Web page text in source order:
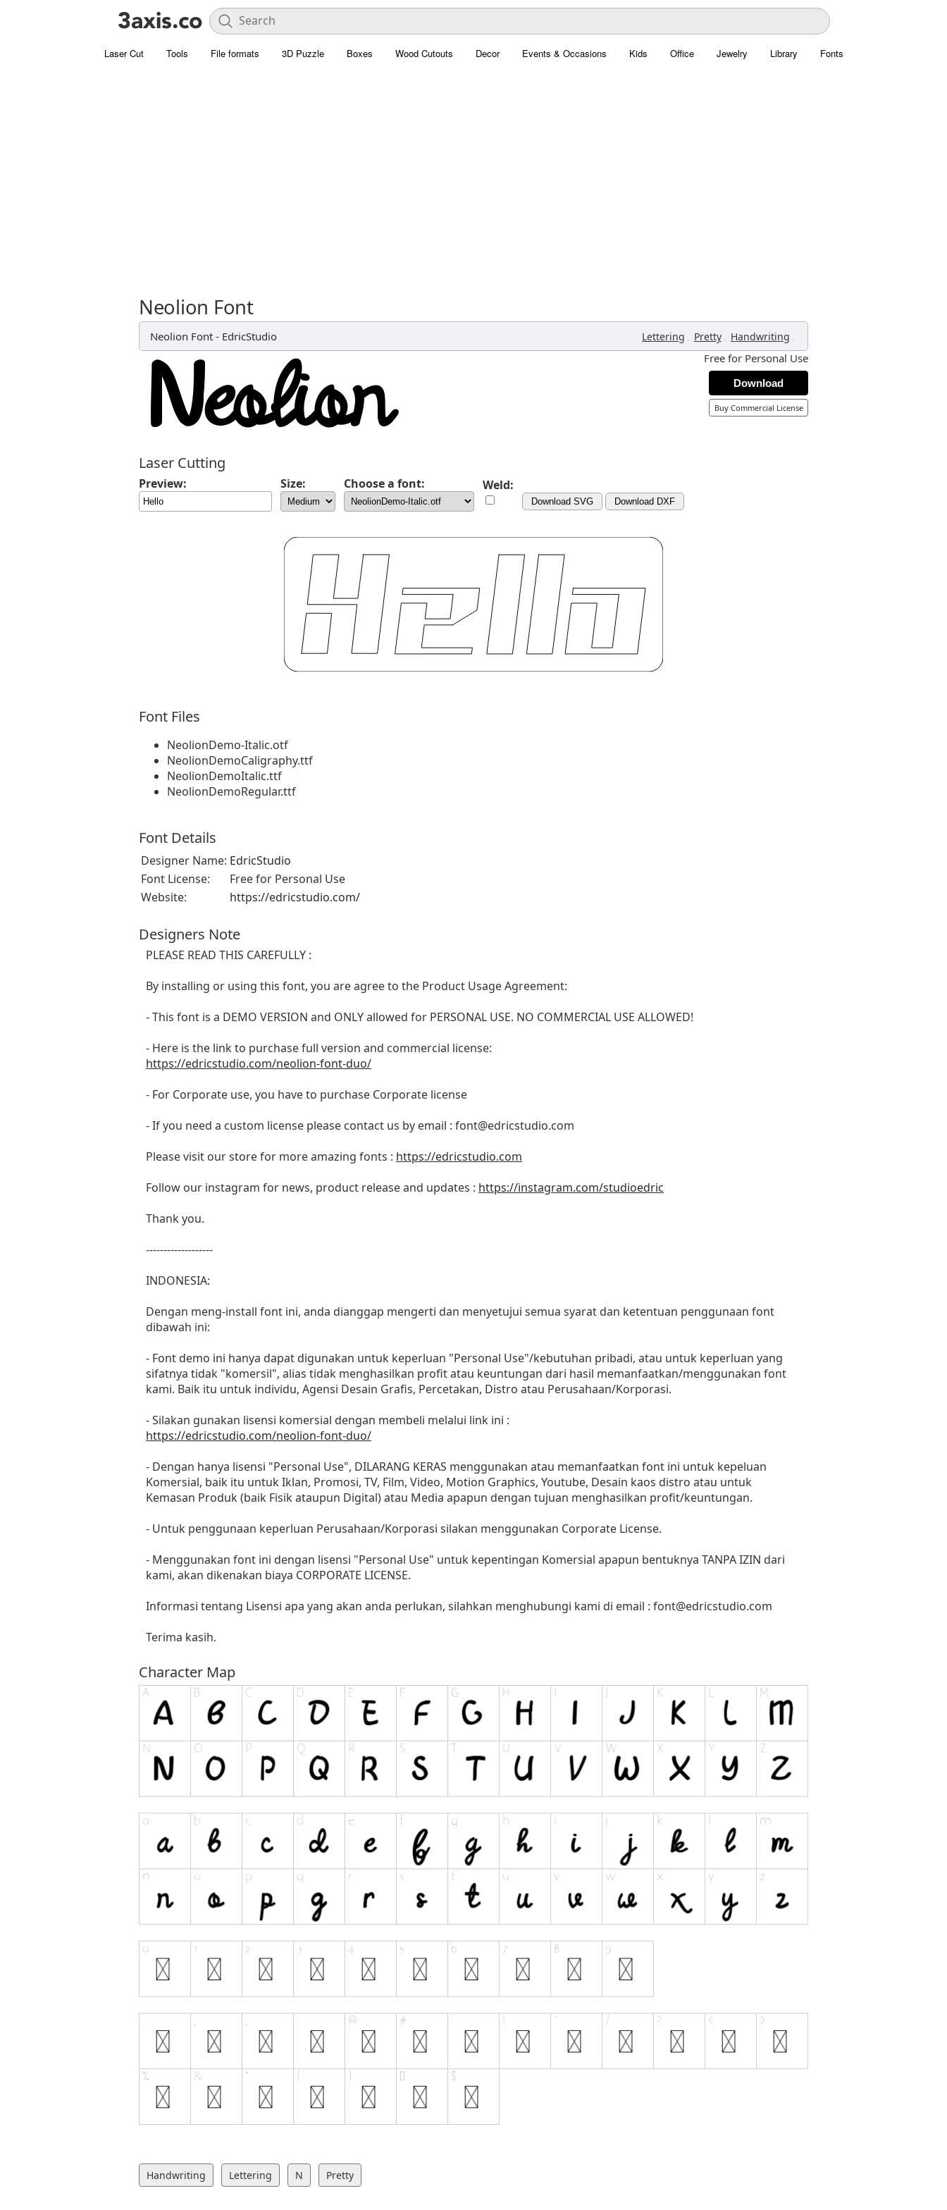
Laser Cut Tools File formats 3D Puzzle Boxes Wood Cutouts Decor Events & Occasions Kids Office Jewelry Library Fonts
Neolion Font
Neolion Font - EdricStudio Lettering , Pretty , Handwriting ,
Free for Personal Use
Download
Buy Commercial License
Laser Cutting
Preview: Size: Choose a font: Weld:
Download SVG Download DXF
Font Files
NeolionDemo-Italic.otf
NeolionDemoCaligraphy.ttf
NeolionDemoItalic.ttf
NeolionDemoRegular.ttf
Font Details
Designer Name: EdricStudio
Font License:
Free for Personal Use
Website:
https://edricstudio.com/
Designers Note
PLEASE READ THIS CAREFULLY :
By installing or using this font, you are agree to the Product Usage Agreement:
- This font is a DEMO VERSION and ONLY allowed for PERSONAL USE. NO COMMERCIAL USE ALLOWED!
- Here is the link to purchase full version and commercial license:
https://edricstudio.com/neolion-font-duo/
- For Corporate use, you have to purchase Corporate license
- If you need a custom license please contact us by email : font@edricstudio.com
Please visit our store for more amazing fonts : https://edricstudio.com
Follow our instagram for news, product release and updates : https://instagram.com/studioedric
Thank you.
-------------------
INDONESIA:
Dengan meng-install font ini, anda dianggap mengerti dan menyetujui semua syarat dan ketentuan penggunaan font
dibawah ini:
- Font demo ini hanya dapat digunakan untuk keperluan "Personal Use"/kebutuhan pribadi, atau untuk keperluan yang
sifatnya tidak "komersil", alias tidak menghasilkan profit atau keuntungan dari hasil memanfaatkan/menggunakan font
kami. Baik itu untuk individu, Agensi Desain Grafis, Percetakan, Distro atau Perusahaan/Korporasi.
- Silakan gunakan lisensi komersial dengan membeli melalui link ini :
https://edricstudio.com/neolion-font-duo/
- Dengan hanya lisensi "Personal Use", DILARANG KERAS menggunakan atau memanfaatkan font ini untuk kepeluan
Komersial, baik itu untuk Iklan, Promosi, TV, Film, Video, Motion Graphics, Youtube, Desain kaos distro atau untuk
Kemasan Produk (baik Fisik ataupun Digital) atau Media apapun dengan tujuan menghasilkan profit/keuntungan.
- Untuk penggunaan keperluan Perusahaan/Korporasi silakan menggunakan Corporate License.
- Menggunakan font ini dengan lisensi "Personal Use" untuk kepentingan Komersial apapun bentuknya TANPA IZIN dari
kami, akan dikenakan biaya CORPORATE LICENSE.
Informasi tentang Lisensi apa yang akan anda perlukan, silahkan menghubungi kami di email : font@edricstudio.com
Terima kasih.
Character Map
Handwriting Lettering N Pretty